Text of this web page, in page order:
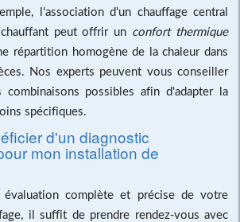
l'association d'un chauffage central
peut offrir un confort thermique
répartition homogène de la chaleur dans
Nos experts peuvent vous conseiller
possibles afin d'adapter la
spécifiques.
d'un diagnostic
mon installation de
complète et précise de votre
il suffit de prendre rendez-vous avec